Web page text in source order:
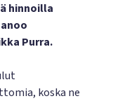
hinnoilla
Purra.
koska ne